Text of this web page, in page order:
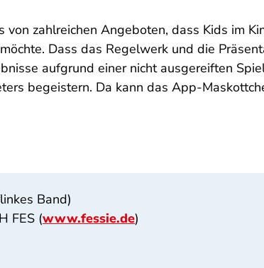
von zahlreichen Angeboten, dass Kids im
Dass das Regelwerk und die
aufgrund einer nicht ausgereiften
begeistern. Da kann das App-
Band)
FES (www.fessie.de)